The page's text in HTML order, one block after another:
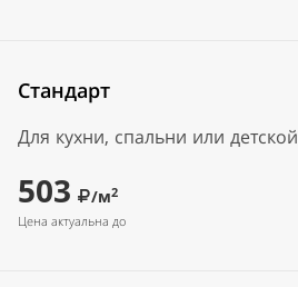
Стандарт
Для кухни, спальни или детской
503 /м2
Цена актуальна до